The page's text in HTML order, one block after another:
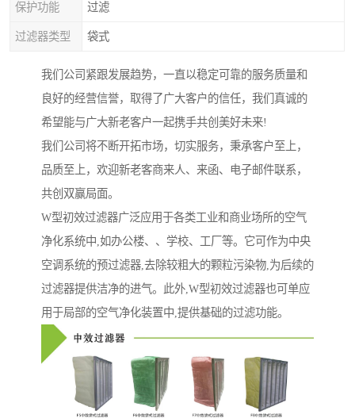
保护功能 过滤
过滤器类型 袋式
我们公司紧跟发展趋势，一直以稳定可靠的服务质量和
良好的经营信誉，取得了广大客户的信任，我们真诚的
希望能与广大新老客户一起携手共创美好未来!
我们公司将不断开拓市场，切实服务，秉承客户至上，
品质至上，欢迎新老客商来人、来函、电子邮件联系，
共创双赢局面。
W型初效过滤器广泛应用于各类工业和商业场所的空气
净化系统中,如办公楼、、学校、工厂等。它可作为中央
空调系统的预过滤器,去除较粗大的颗粒污染物,为后续的
过滤器提供洁净的进气。此外,W型初效过滤器也可单应
用于局部的空气净化装置中,提供基础的过滤功能。